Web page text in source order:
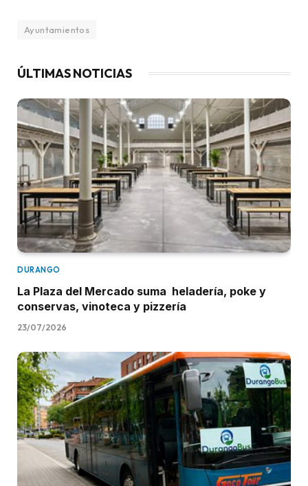
Ayuntamientos
ÚLTIMAS NOTICIAS
DURANGO
La Plaza del Mercado suma heladería, poke y
conservas, vinoteca y pizzería
23/07/2026